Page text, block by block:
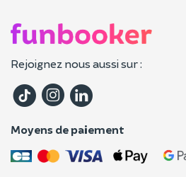
Rejoignez nous aussi sur :
Moyens de paiement